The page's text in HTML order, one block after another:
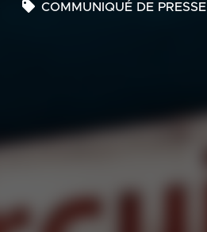
COMMUNIQUÉ DE PRESSE